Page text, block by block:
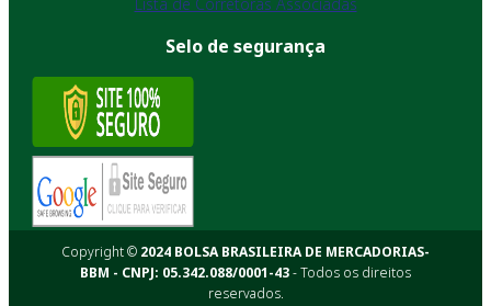
Selo de segurança
Copyright © 2024 BOLSA BRASILEIRA DE MERCADORIAS-
BBM - CNPJ: 05.342.088/0001-43- Todos os direitos
reservados.